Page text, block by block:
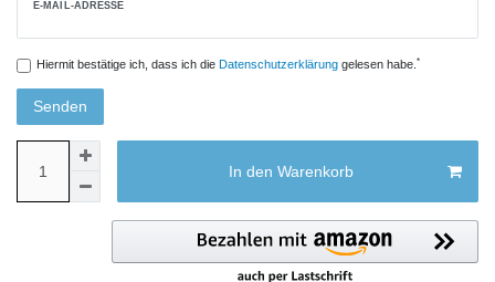
E-MAIL-ADRESSE
Hiermit bestätige ich, dass ich die Daten­schutz­erklärunggelesen habe. *
Senden
In den Warenkorb